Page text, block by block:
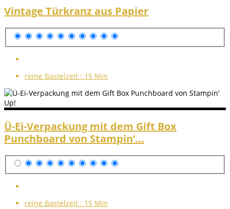
Vintage Türkranz aus Papier
reine Bastelzeit : 15 Min
Ü-Ei-Verpackung mit dem Gift Box
Punchboard von Stampin‘...
reine Bastelzeit : 15 Min